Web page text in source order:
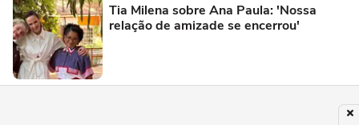
Tia Milena sobre Ana Paula: 'Nossa
relação de amizade se encerrou'